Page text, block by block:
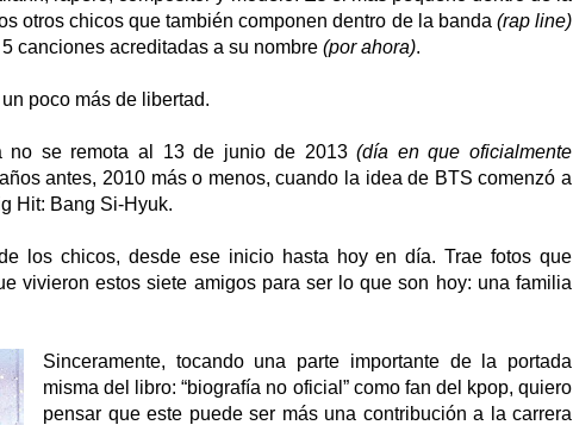
otros chicos que también componen dentro de la banda (rap line)
canciones acreditadas a su nombre (por ahora).
poco más de libertad.
no se remota al 13 de junio de 2013(día en que oficialmente
antes, 2010 más o menos, cuando la idea de BTS comenzó a
Hit: Bang Si-Hyuk.
los chicos, desde ese inicio hasta hoy en día. Trae fotos que
vivieron estos siete amigos para ser lo que son hoy: una familia
Sinceramente, tocando una parte importante de la portada
misma del libro: “biografía no oficial” como fan del kpop, quiero
pensar que este puede ser más una contribución a la carrera